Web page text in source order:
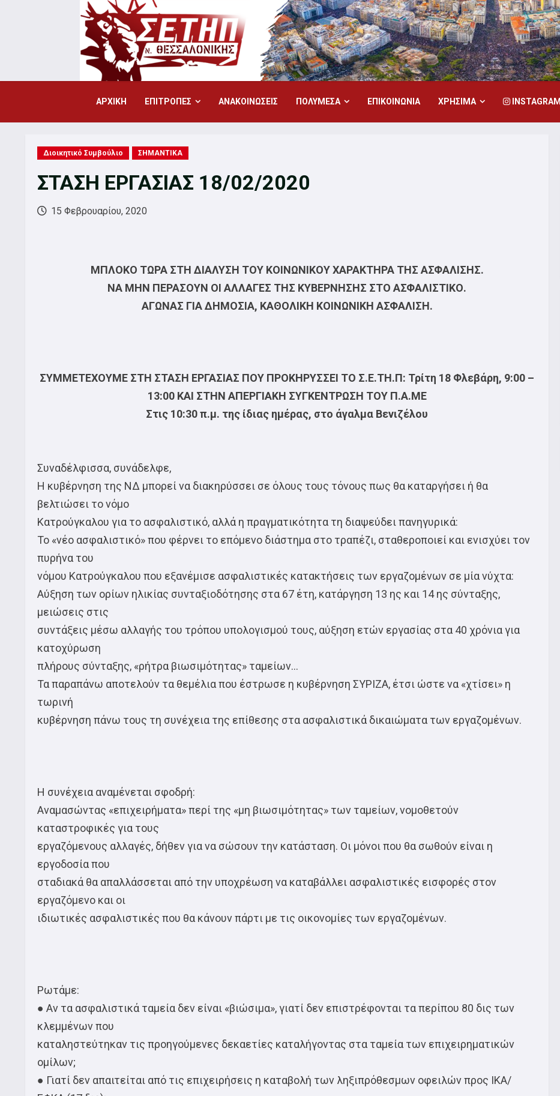
ΑΡΧΙΚΗ ΕΠΙΤΡΟΠΕΣ ΑΝΑΚΟΙΝΩΣΕΙΣ ΠΟΛΥΜΕΣΑ ΕΠΙΚΟΙΝΩΝΙΑ ΧΡΗΣΙΜΑ INSTAGRAM
Διοικητικό Συμβούλιο ΣΗΜΑΝΤΙΚΑ
ΣΤΑΣΗ ΕΡΓΑΣΙΑΣ 18/02/2020
15 Φεβρουαρίου, 2020
ΜΠΛΟΚΟ ΤΩΡΑ ΣΤΗ ΔΙΑΛΥΣΗ ΤΟΥ ΚΟΙΝΩΝΙΚΟΥ ΧΑΡΑΚΤΗΡΑ ΤΗΣ ΑΣΦΑΛΙΣΗΣ.
ΝΑ ΜΗΝ ΠΕΡΑΣΟΥΝ ΟΙ ΑΛΛΑΓΕΣ ΤΗΣ ΚΥΒΕΡΝΗΣΗΣ ΣΤΟ ΑΣΦΑΛΙΣΤΙΚΟ.
ΑΓΩΝΑΣ ΓΙΑ ΔΗΜΟΣΙΑ, ΚΑΘΟΛΙΚΗ ΚΟΙΝΩΝΙΚΗ ΑΣΦΑΛΙΣΗ.
ΣΥΜΜΕΤΕΧΟΥΜΕ ΣΤΗ ΣΤΑΣΗ ΕΡΓΑΣΙΑΣ ΠΟΥ ΠΡΟΚΗΡΥΣΣΕΙ ΤΟ Σ.Ε.ΤΗ.Π: Τρίτη 18 Φλεβάρη, 9:00 –
13:00 ΚΑΙ ΣΤΗΝ ΑΠΕΡΓΙΑΚΗ ΣΥΓΚΕΝΤΡΩΣΗ ΤΟΥ Π.Α.ΜΕ
Στις 10:30 π.μ. της ίδιας ημέρας, στο άγαλμα Βενιζέλου
Συναδέλφισσα, συνάδελφε,
Η κυβέρνηση της ΝΔ μπορεί να διακηρύσσει σε όλους τους τόνους πως θα καταργήσει ή θα
βελτιώσει το νόμο
Κατρούγκαλου για το ασφαλιστικό, αλλά η πραγματικότητα τη διαψεύδει πανηγυρικά:
Το «νέο ασφαλιστικό» που φέρνει το επόμενο διάστημα στο τραπέζι, σταθεροποιεί και ενισχύει τον
πυρήνα του
νόμου Κατρούγκαλου που εξανέμισε ασφαλιστικές κατακτήσεις των εργαζομένων σε μία νύχτα:
Αύξηση των ορίων ηλικίας συνταξιοδότησης στα 67 έτη, κατάργηση 13 ης και 14 ης σύνταξης,
μειώσεις στις
συντάξεις μέσω αλλαγής του τρόπου υπολογισμού τους, αύξηση ετών εργασίας στα 40 χρόνια για
κατοχύρωση
πλήρους σύνταξης, «ρήτρα βιωσιμότητας» ταμείων…
Τα παραπάνω αποτελούν τα θεμέλια που έστρωσε η κυβέρνηση ΣΥΡΙΖΑ, έτσι ώστε να «χτίσει» η
τωρινή
κυβέρνηση πάνω τους τη συνέχεια της επίθεσης στα ασφαλιστικά δικαιώματα των εργαζομένων.
Η συνέχεια αναμένεται σφοδρή:
Αναμασώντας «επιχειρήματα» περί της «μη βιωσιμότητας» των ταμείων, νομοθετούν
καταστροφικές για τους
εργαζόμενους αλλαγές, δήθεν για να σώσουν την κατάσταση. Οι μόνοι που θα σωθούν είναι η
εργοδοσία που
σταδιακά θα απαλλάσσεται από την υποχρέωση να καταβάλλει ασφαλιστικές εισφορές στον
εργαζόμενο και οι
ιδιωτικές ασφαλιστικές που θα κάνουν πάρτι με τις οικονομίες των εργαζομένων.
Ρωτάμε:
● Αν τα ασφαλιστικά ταμεία δεν είναι «βιώσιμα», γιατί δεν επιστρέφονται τα περίπου 80 δις των
κλεμμένων που
καταληστεύτηκαν τις προηγούμενες δεκαετίες καταλήγοντας στα ταμεία των επιχειρηματικών
ομίλων;
● Γιατί δεν απαιτείται από τις επιχειρήσεις η καταβολή των ληξιπρόθεσμων οφειλών προς ΙΚΑ/